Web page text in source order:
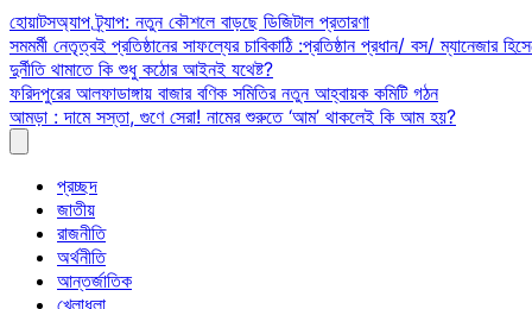
Skip
to
content
হোয়াটসঅ্যাপ ট্র্যাপ: নতুন কৌশলে বাড়ছে ডিজিটাল প্রতারণা
সমমর্মী নেতৃত্বই প্রতিষ্ঠানের সাফল্যের চাবিকাঠি :প্রতিষ্ঠান প্রধান/ বস/ ম্যানেজার
দুর্নীতি থামাতে কি শুধু কঠোর আইনই যথেষ্ট?
ফরিদপুরের আলফাডাঙ্গায় বাজার বণিক সমিতির নতুন আহ্বায়ক কমিটি গঠন
আমড়া : দামে সস্তা, গুণে সেরা! নামের শুরুতে ‘আম’ থাকলেই কি আম হয়?
প্রচ্ছদ
জাতীয়
রাজনীতি
অর্থনীতি
আন্তর্জাতিক
খেলাধুলা